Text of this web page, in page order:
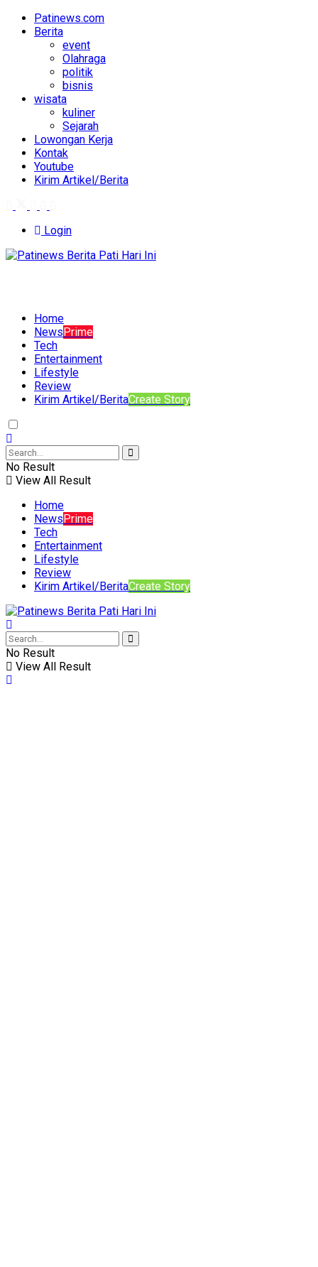
Patinews.com
Berita
event
Olahraga
politik
bisnis
wisata
kuliner
Sejarah
Lowongan Kerja
Kontak
Youtube
Kirim Artikel/Berita
Login
Home
NewsPrime
Tech
Entertainment
Lifestyle
Review
Kirim Artikel/BeritaCreate Story
No Result
View All Result
Home
NewsPrime
Tech
Entertainment
Lifestyle
Review
Kirim Artikel/BeritaCreate Story
No Result
View All Result